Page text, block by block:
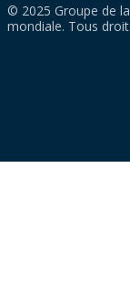
© 2025 Groupe de
mondiale. Tous